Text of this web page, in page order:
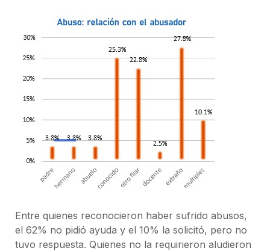
Entre quienes reconocieron haber sufrido abusos,
el 62% no pidió ayuda y el 10% la solicitó, pero no
tuvo respuesta. Quienes no la requirieron aludieron